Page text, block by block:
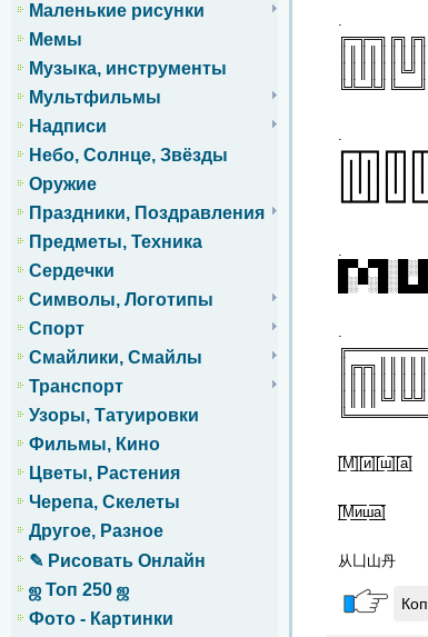
Маленькие рисунки
Мемы
Музыка, инструменты
Мультфильмы
Надписи
Небо, Солнце, Звёзды
Оружие
Праздники, Поздравления
Предметы, Техника
Сердечки
Символы, Логотипы
Спорт
Смайлики, Смайлы
Транспорт
Узоры, Татуировки
Фильмы, Кино
Цветы, Растения
Черепа, Скелеты
Другое, Разное
✎ Рисовать Онлайн
ஜ Топ 250 ஜ
Фото - Картинки
.
.
.
[̲̅М̲̅][̲̅и̲̅][̲̅ш̲̅][̲̅а̲̅]
[̲̲̅̅М̲̲̅̅и̲̲̅̅ш̲̲̅̅а̲̲̅̅]
从凵山丹